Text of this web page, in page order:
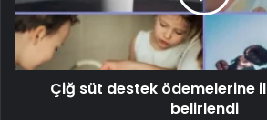
Çiğ süt destek ödemelerine
belirlendi